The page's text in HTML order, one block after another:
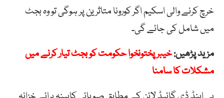
خرچ کرنے والی اسکیم اگر کورونا متاثرین پر ہوگی تو وہ بجٹ
میں شامل کی جائے گی۔
مزید پڑھیں:خیبر پختونخوا حکومت کو بجٹ تیار کرنے میں
مشکلات کا سامنا